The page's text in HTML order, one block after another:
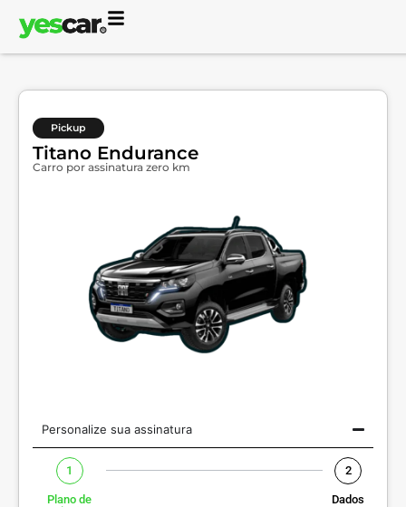
Pickup
Titano Endurance
Carro por assinatura zero km
Personalize sua assinatura
1
Plano de
2
Dados